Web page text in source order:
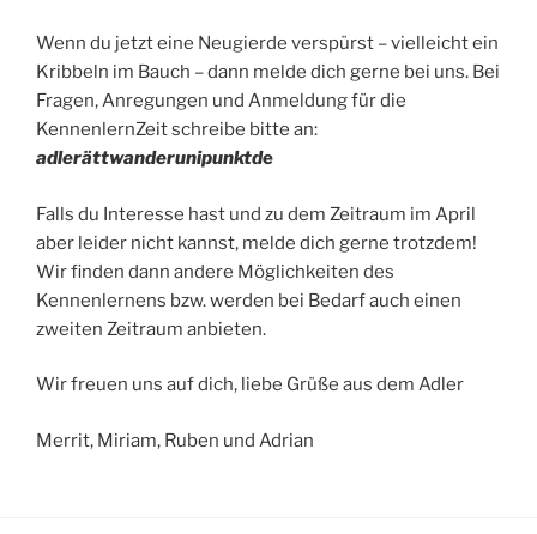
Wenn du jetzt eine Neugierde verspürst – vielleicht ein
Kribbeln im Bauch – dann melde dich gerne bei uns. Bei
Fragen, Anregungen und Anmeldung für die
KennenlernZeit schreibe bitte an:
adlerättwanderunipunktde
Falls du Interesse hast und zu dem Zeitraum im April
aber leider nicht kannst, melde dich gerne trotzdem!
Wir finden dann andere Möglichkeiten des
Kennenlernens bzw. werden bei Bedarf auch einen
zweiten Zeitraum anbieten.
Wir freuen uns auf dich, liebe Grüße aus dem Adler
Merrit, Miriam, Ruben und Adrian